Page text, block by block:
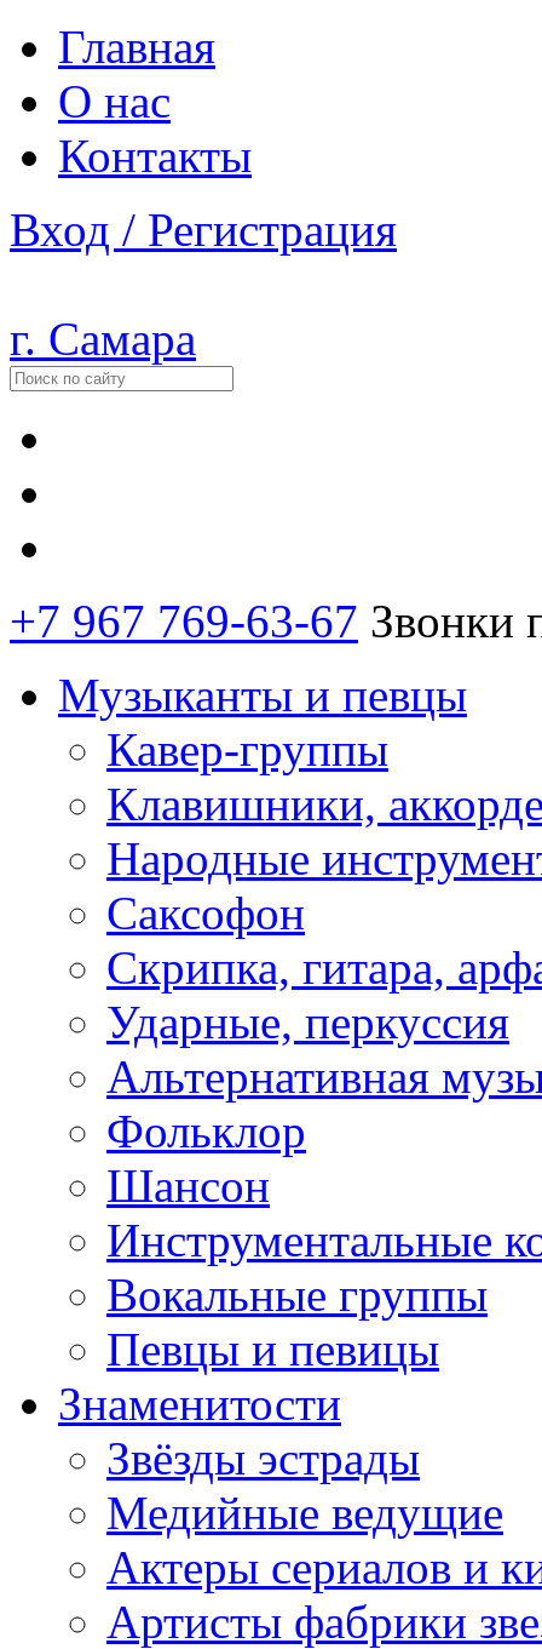
Главная
О нас
Контакты
Вход / Регистрация
г. Самара
+7 967 769-63-67 Звонки
Музыканты и певцы
Кавер-группы
Клавишники,
Народные
Саксофон
Скрипка, гитара,
Ударные, перкуссия
Альтернативная
Фольклор
Шансон
Инструментальные
Вокальные группы
Певцы и певицы
Знаменитости
Звёзды эстрады
Медийные ведущие
Актеры сериалов и
Артисты фабрики